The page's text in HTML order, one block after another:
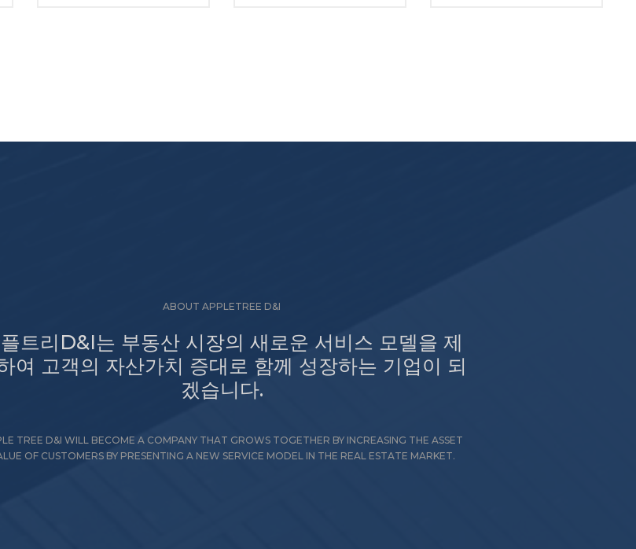
ABOUT APPLETREE D&I
트리D&I는 부동산 시장의 새로운 서비스 모델을 제
여 고객의 자산가치 증대로 함께 성장하는 기업이 되
겠습니다.
TREE D&I WILL BECOME A COMPANY THAT GROWS TOGETHER BY INCREASING THE ASSET
OF CUSTOMERS BY PRESENTING A NEW SERVICE MODEL IN THE REAL ESTATE MARKET.